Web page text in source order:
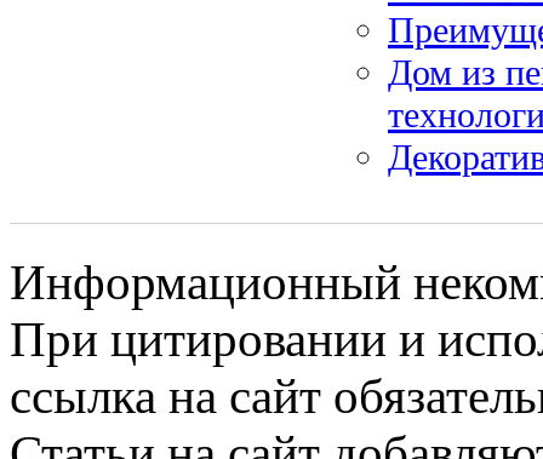
Дом из
Информационный
При цитировании и
ссылка на сайт